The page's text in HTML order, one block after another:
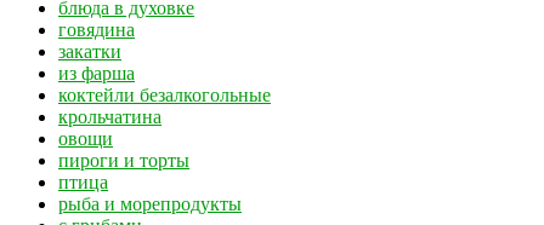
блюда в духовке
говядина
закатки
из фарша
коктейли безалкогольные
крольчатина
овощи
пироги и торты
птица
рыба и морепродукты